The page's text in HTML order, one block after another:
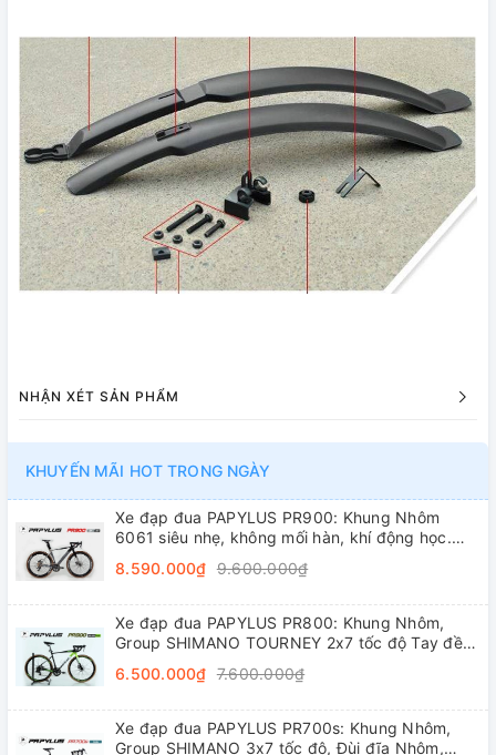
NHẬN XÉT SẢN PHẨM
KHUYẾN MÃI HOT TRONG NGÀY
Xe đạp đua PAPYLUS PR900: Khung Nhôm
6061 siêu nhẹ, không mối hàn, khí động học.
trục rỗng, líp thả
8.590.000₫ 9.600.000₫
Xe đạp đua PAPYLUS PR800: Khung Nhôm,
Group SHIMANO TOURNEY 2x7 tốc độ Tay đề
700x28C
6.500.000₫ 7.600.000₫
Xe đạp đua PAPYLUS PR700s: Khung Nhôm,
Group SHIMANO 3x7 tốc độ, Đùi đĩa Nhôm,